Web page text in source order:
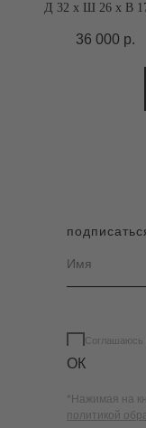
Д 32 х Ш 26 х В
36 000 р.
Соглашаюсь
ОК
*Нажимая на
политикой